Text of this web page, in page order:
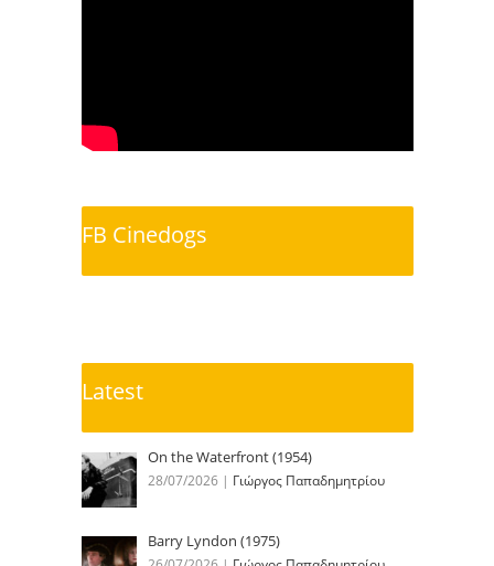
FB Cinedogs
Latest
On the Waterfront (1954)
28/07/2026 | Γιώργος Παπαδημητρίου
Barry Lyndon (1975)